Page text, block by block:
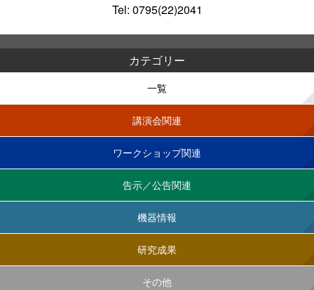
Tel: 0795(22)2041
カテゴリー
一覧
講演会関連
ワークショップ関連
告示／公告関連
機器情報
研究成果
その他